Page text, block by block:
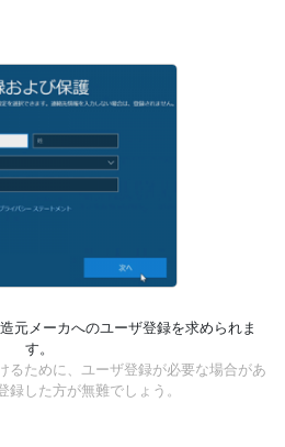
元メーカへのユーザ登録を求められま
す。
るために、ユーザ登録が必要な場合があ
録した方が無難でしょう。